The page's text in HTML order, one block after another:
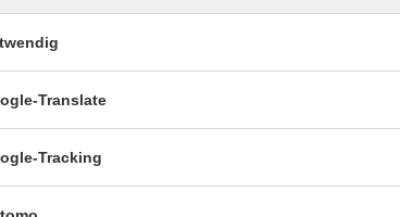
Barrierefreiheitserklärung
vhs Regensburger Land e. V.
Translate
Tracking